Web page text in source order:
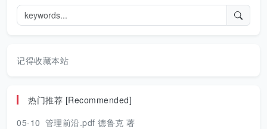
记得收藏本站
热门推荐 [Recommended]
05-10 管理前沿.pdf 德鲁克 著